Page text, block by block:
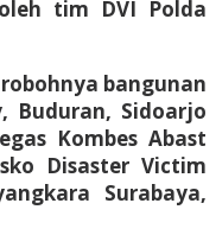
tim DVI Polda
bangunan
Buduran, Sidoarjo
Kombes Abast
Disaster Victim
Surabaya,